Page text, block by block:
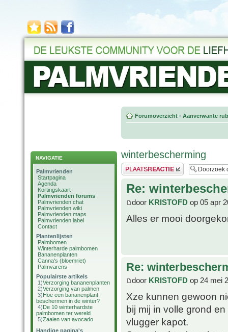
NAVIGATIE
Palmvrienden
Startpagina
Agenda
Kortingskaart
Palmvrienden forums
Palmvrienden chat
Palmvrienden wiki
Palmvrienden maps
Palmvrienden label
Contact
Plantenlijsten
Palmbomen
Winterharde palmbomen
Bananenplanten
Canna's (bloemriet)
Palmvarens
Populairste artikels
1)Verzorging bananenplanten
2)Verzorging van palmen
3)Hoe een bananenplant
beschermen in de winter?
4)De 10 winterhardste
palmbomen ter wereld
5)Zaaien van avocado
Handige pagina's
Forumoverzicht ‹ Aanverwante
winterbescherming
Plaats een reactie
Re:
door KRISTOFD op 05 apr
Alles er mooi
Re:
door KRISTOFD op 24 mei
Xze kunnen gewoon
bij mij in volle grond
vlugger kapot.